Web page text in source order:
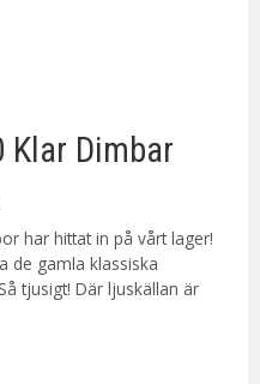
Klar Dimbar
har hittat in på vårt lager!
de gamla klassiska
tjusigt! Där ljuskällan är